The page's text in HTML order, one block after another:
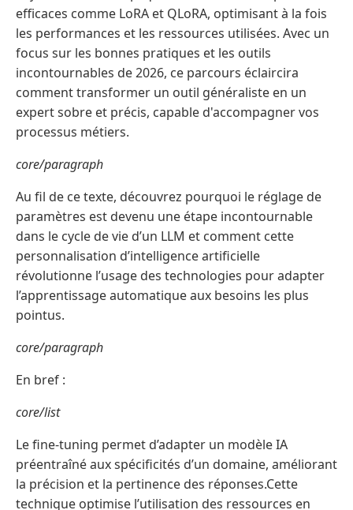
efficaces comme LoRA et QLoRA, optimisant à la fois
les performances et les ressources utilisées. Avec un
focus sur les bonnes pratiques et les outils
incontournables de 2026, ce parcours éclaircira
comment transformer un outil généraliste en un
expert sobre et précis, capable d'accompagner vos
processus métiers.
core/paragraph
Au fil de ce texte, découvrez pourquoi le réglage de
paramètres est devenu une étape incontournable
dans le cycle de vie d’un LLM et comment cette
personnalisation d’intelligence artificielle
révolutionne l’usage des technologies pour adapter
l’apprentissage automatique aux besoins les plus
pointus.
core/paragraph
En bref :
core/list
Le fine-tuning permet d’adapter un modèle IA
préentraîné aux spécificités d’un domaine, améliorant
la précision et la pertinence des réponses.Cette
technique optimise l’utilisation des ressources en